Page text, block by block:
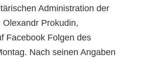
LEISTUNGEN
Abonnement
Administration der
Prokudin,
Facebook Folgen des
Nach seinen Angaben